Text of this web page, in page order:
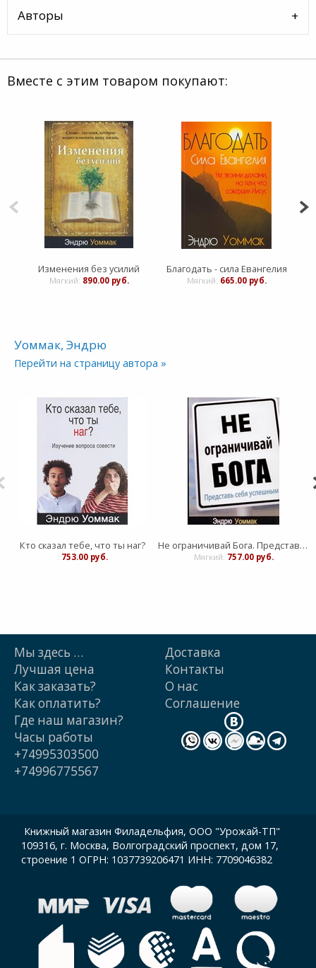
Авторы
Вместе с этим товаром покупают:
Изменения без усилий
Мягкий: 890.00 руб.
Благодать - сила Евангелия
Мягкий: 665.00 руб.
Уоммак, Эндрю
Перейти на страницу автора »
Кто сказал тебе, что ты наг?
: 753.00 руб.
Не ограничивай Бога. Представь себя успешным
Мягкий: 757.00 руб.
Мы здесь …
Лучшая цена
Как заказать?
Как оплатить?
Доставка
Контакты
О нас
Cоглашение
Где наш магазин?
Часы работы
+74995303500
+74996775567
Книжный магазин Филадельфия, ООО "Урожай-ТП"
109316, г. Москва, Волгоградский проспект, дом 17,
строение 1 ОГРН: 1037739206471 ИНН: 7709046382